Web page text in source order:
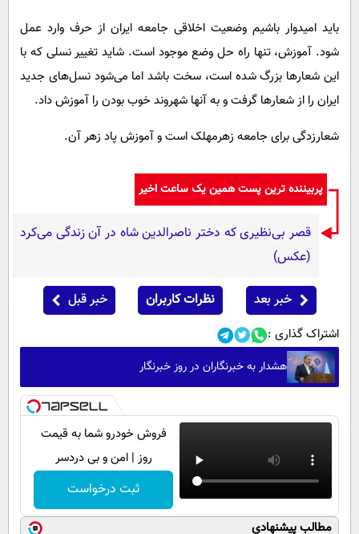
باید امیدوار باشیم وضعیت اخلاقی جامعه ایران از حرف وارد عمل
شود. آموزش، تنها راه حل وضع موجود است. شاید تغییر نسلی که با
این شعارها بزرگ شده است، سخت باشد اما می‌شود نسل‌های جدید
ایران را از شعارها گرفت و به آنها شهروند خوب بودن را آموزش داد.
شعارزدگی برای جامعه زهرمهلک است و آموزش پاد زهر آن.
پربیننده ترین پست همین یک ساعت اخیر
قصر بی‌نظیری که دختر ناصرالدین شاه در آن زندگی می‌کرد
(عکس)
خبر بعد نظرات کاربران خبر قبل
اشتراک گذاری :
هشدار به خبرنگاران در روز خبرنگار
فروش خودرو شما به قیمت
روز | امن و بی دردسر
ثبت درخواست
مطالب پیشنهادی